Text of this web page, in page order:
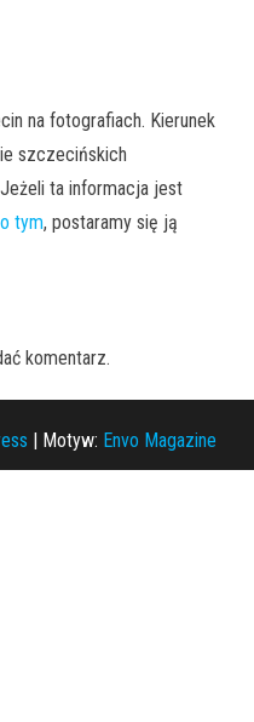
na fotografiach. Kierunek
szczecińskich
Jeżeli ta informacja jest
tym, postaramy się ją
komentarz.
| Motyw: Envo Magazine